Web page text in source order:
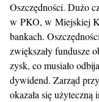
Oszczędności. Dużo
w PKO, w Miejskiej
bankach.
zwiększały fundusze
zysk, co musiało
dywidend. Zarząd
okazała się